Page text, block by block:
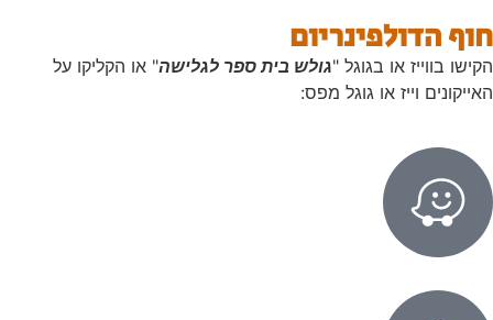
חוף הדולפינריום
הקישו בווייז או בגוגל "גולש בית ספר לגלישה" או הקליקו על
האייקונים וייז או גוגל מפס: